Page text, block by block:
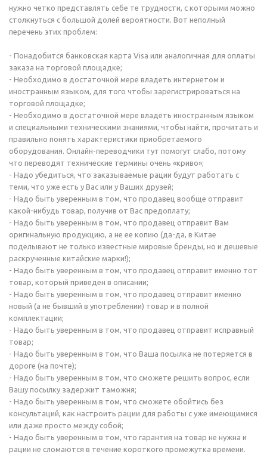
нужно четко представлять себе те трудности, с которыми можно
столкнуться с большой долей вероятности. Вот неполный
перечень этих проблем:
- Понадобится банковская карта Visa или аналогичная для оплаты
заказа на торговой площадке;
- Необходимо в достаточной мере владеть интернетом и
иностранным языком, для того чтобы зарегистрироваться на
торговой площадке;
- Необходимо в достаточной мере владеть иностранным языком
и специальными техническими знаниями, чтобы найти, прочитать и
правильно понять характеристики приобретаемого
оборудования. Онлайн-переводчики тут помогут слабо, потому
что переводят технические термины очень «криво»;
- Надо убедиться, что заказываемые рации будут работать с
теми, что уже есть у Вас или у Ваших друзей;
- Надо быть уверенным в том, что продавец вообще отправит
какой-нибудь товар, получив от Вас предоплату;
- Надо быть уверенным в том, что продавец отправит Вам
оригинальную продукцию, а не ее копию (да-да, в Китае
поделывают не только известные мировые бренды, но и дешевые
раскрученные китайские марки!);
- Надо быть уверенным в том, что продавец отправит именно тот
товар, который приведен в описании;
- Надо быть уверенным в том, что продавец отправит именно
новый (а не бывший в употреблении) товар и в полной
комплектации;
- Надо быть уверенным в том, что продавец отправит исправный
товар;
- Надо быть уверенным в том, что Ваша посылка не потеряется в
дороге (на почте);
- Надо быть уверенным в том, что сможете решить вопрос, если
Вашу посылку задержит таможня;
- Надо быть уверенным в том, что сможете обойтись без
консультаций, как настроить рации для работы с уже имеющимися
или даже просто между собой;
- Надо быть уверенным в том, что гарантия на товар не нужна и
рации не сломаются в течение короткого промежутка времени.